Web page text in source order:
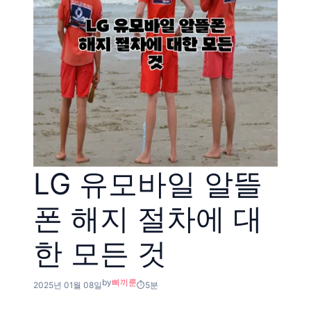
LG 유모바일 알뜰
폰 해지 절차에 대
한 모든 것
2025년 01월 08일 by삐끼룬 5분